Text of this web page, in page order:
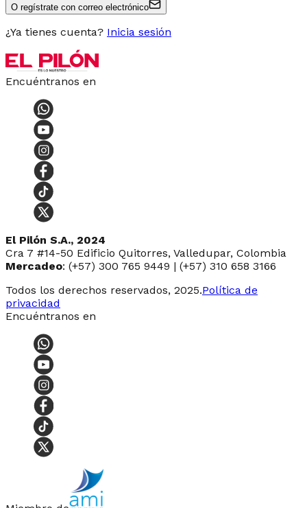
O regístrate con correo electrónico
¿Ya tienes cuenta? Inicia sesión
Encuéntranos en
El Pilón S.A., 2024
Cra 7 #14-50 Edificio Quitorres, Valledupar, Colombia
Mercadeo: (+57) 300 765 9449 | (+57) 310 658 3166
Todos los derechos reservados, 2025.Política de
privacidad
Encuéntranos en